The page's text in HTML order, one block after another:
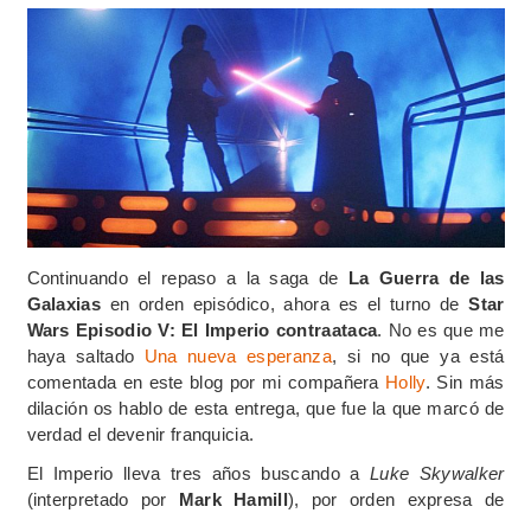
Continuando el repaso a la saga de La Guerra de las
Galaxiasen orden episódico, ahora es el turno deStar
Wars Episodio V: El Imperio contraataca. No es que me
haya saltado Una nueva esperanza, si no que ya está
comentada en este blog por mi compañera Holly. Sin más
dilación os hablo de esta entrega, que fue la que marcó de
verdad el devenir franquicia.
El Imperio lleva tres años buscando aLuke Skywalker
(interpretado por Mark Hamill), por orden expresa de